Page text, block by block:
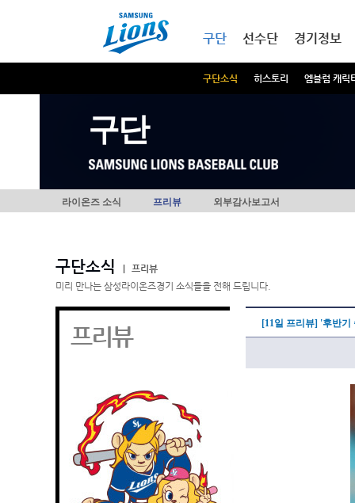
구단
구단소식 히스토리 엠블럼 캐릭
선수단 경기정보
구단
라이온즈 소식 프리뷰 외부감사보고서
구단소식
프리뷰
미리 만나는 삼성라이온즈경기 소식들을 전해 드립니다.
프리뷰 [11일 프리뷰] '후반